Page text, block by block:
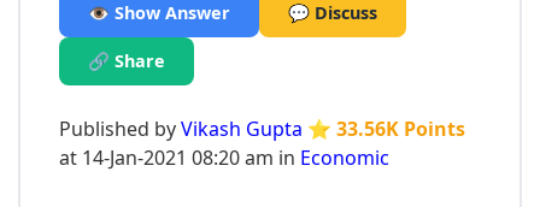
👁️ Show Answer 💬 Discuss
🔗 Share
Published byVikash Gupta ⭐ 33.56K Points
at 14-Jan-2021 08:20 am in Economic